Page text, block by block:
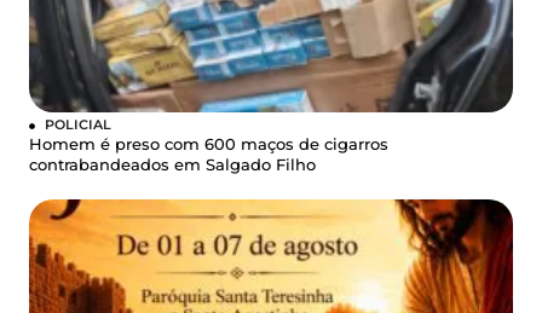
POLICIAL
Homem é preso com 600 maços de cigarros
contrabandeados em Salgado Filho